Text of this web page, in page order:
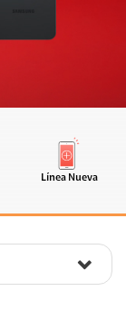
Línea Nueva